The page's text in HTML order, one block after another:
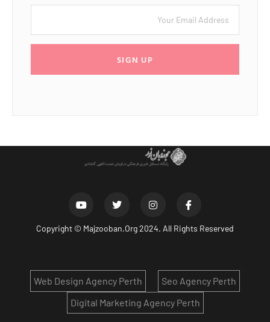
SIGN UP
Copyright © Majzooban.Org2024. All Rights Reserved
Seo Agency Perth
Web Design Agency Perth
Digital Marketing Agency Perth